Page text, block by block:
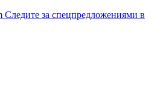
Следите за спецпредложениями в